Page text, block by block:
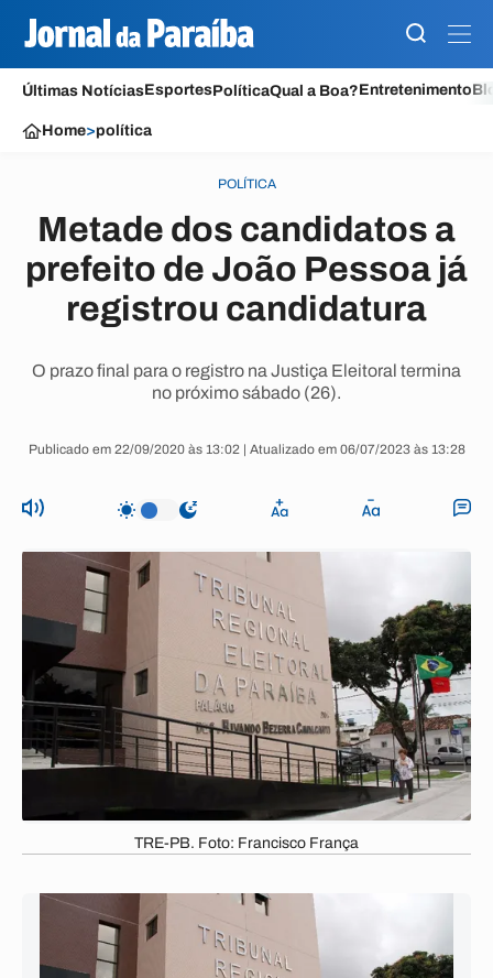
Últimas NotíciasEsportesPolíticaQual a Boa?Entretenimento
Home>política
POLÍTICA
Metade dos candidatos a
prefeito de João Pessoa já
registrou candidatura
O prazo final para o registro na Justiça Eleitoral termina
no próximo sábado (26).
Publicado em 22/09/2020 às 13:02 | Atualizado em 06/07/2023 às 13:28
TRE-PB. Foto: Francisco França